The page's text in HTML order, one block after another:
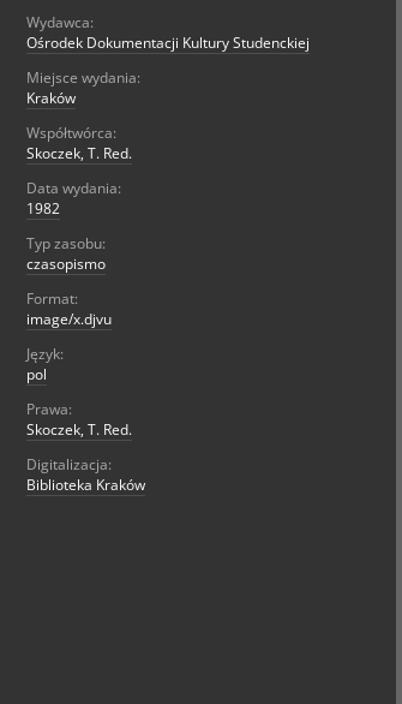
Wydawca:
Ośrodek Dokumentacji Kultury Studenckiej
Miejsce wydania:
Kraków
Współtwórca:
Skoczek, T. Red.
Data wydania:
1982
Typ zasobu:
czasopismo
Format:
image/x.djvu
Język:
pol
Prawa:
Skoczek, T. Red.
Digitalizacja:
Biblioteka Kraków